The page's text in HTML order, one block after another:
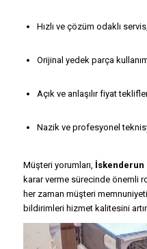
Hızlı ve çözüm odaklı servis,
Orijinal yedek parça
Açık ve anlaşılır fiyat
Nazik ve profesyonel
Müşteri yorumları, İskenderun
karar verme sürecinde önemli
her zaman müşteri
bildirimleri hizmet kalitesini